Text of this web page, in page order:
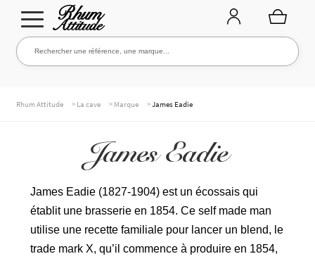
Aller
à
Aller
au
Rechercher une référence, une marque...
Rechercher
WHISKIES & +
Rhum Attitude > La cave > Marque >James Eadie
James Eadie
James Eadie (1827-1904) est un écossais qui
établit une brasserie en 1854. Ce self made man
utilise une recette familiale pour lancer un blend, le
trade mark X, qu’il commence à produire en 1854,